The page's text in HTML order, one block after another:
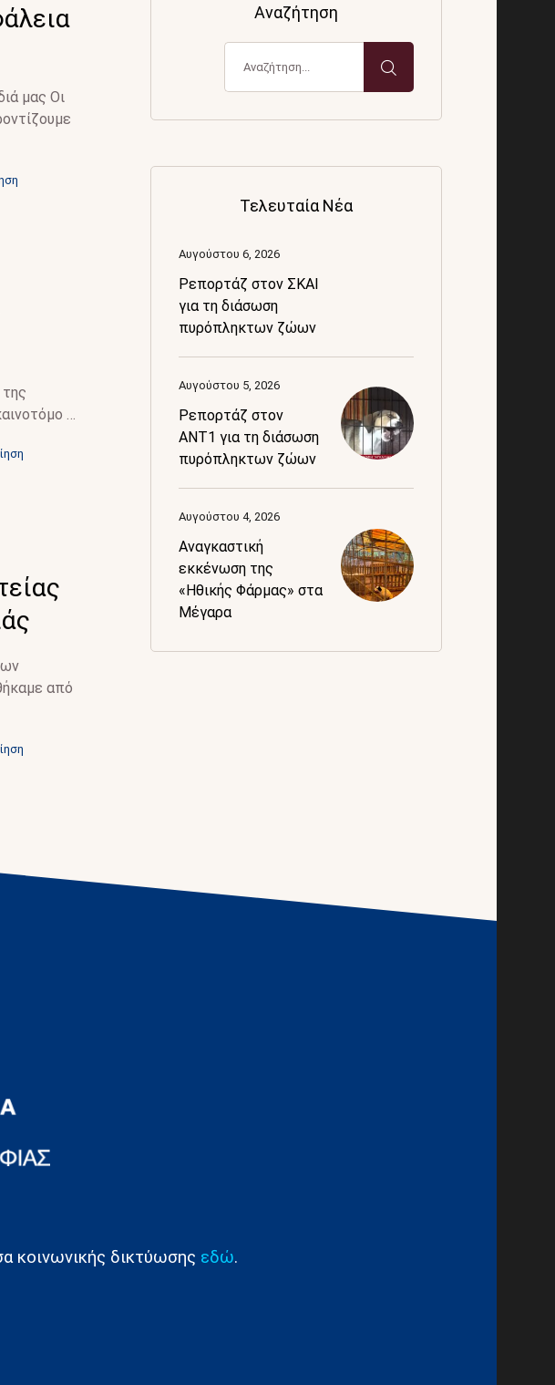
μας Οι
…
από
Αναζήτηση
Τελευταία Νέα
Αυγούστου 6, 2026
Ρεπορτάζ στον ΣΚΑΙ
για τη διάσωση
πυρόπληκτων ζώων
Αυγούστου 5, 2026
Ρεπορτάζ στον
ANT1 για τη διάσωση
πυρόπληκτων ζώων
Αυγούστου 4, 2026
Αναγκαστική
εκκένωση της
«Ηθικής Φάρμας» στα
Μέγαρα
κοινωνικής δικτύωσης εδώ.